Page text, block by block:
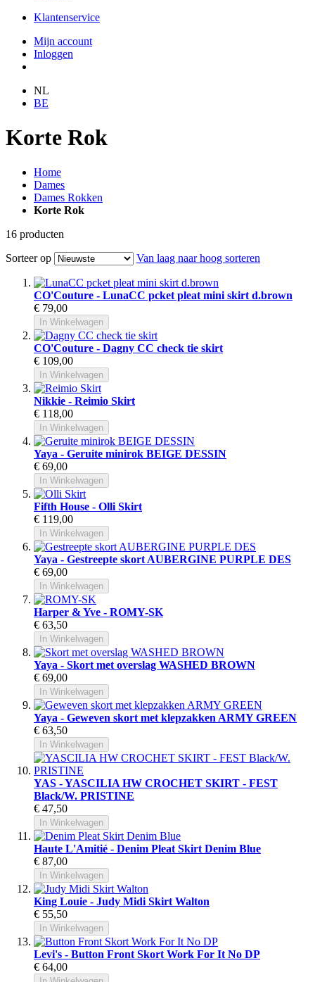
Klantenservice
Mijn account
Inloggen
NL
BE
Korte Rok
Home
Dames
Dames Rokken
Korte Rok
16 producten
Sorteer op
Van laag naar hoog sorteren
CO'Couture - LunaCC pcket pleat mini skirt d.brown
€ 79,00
In Winkelwagen
CO'Couture - Dagny CC check tie skirt
€ 109,00
In Winkelwagen
Nikkie - Reimio Skirt
€ 118,00
In Winkelwagen
Yaya - Geruite minirok BEIGE DESSIN
€ 69,00
In Winkelwagen
Fifth House - Olli Skirt
€ 119,00
In Winkelwagen
Yaya - Gestreepte skort AUBERGINE PURPLE DES
€ 69,00
In Winkelwagen
Harper & Yve - ROMY-SK
€ 63,50
In Winkelwagen
Yaya - Skort met overslag WASHED BROWN
€ 69,00
In Winkelwagen
Yaya - Geweven skort met klepzakken ARMY GREEN
€ 63,50
In Winkelwagen
YAS - YASCILIA HW CROCHET SKIRT - FEST
Black/W. PRISTINE
€ 47,50
In Winkelwagen
Haute L'Amitié - Denim Pleat Skirt Denim Blue
€ 87,00
In Winkelwagen
King Louie - Judy Midi Skirt Walton
€ 55,50
In Winkelwagen
Levi's - Button Front Skort Work For It No DP
€ 64,00